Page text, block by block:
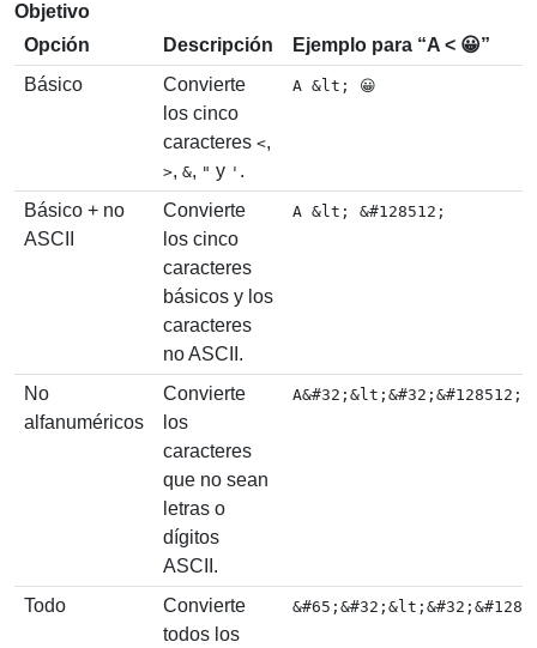
Objetivo
Opción
Descripción
Ejemplo para “A < 😀”
Básico
Convierte
los cinco
caracteres <,
>, &, " y ' .
A &lt; 😀
Básico + no
ASCII
Convierte
los cinco
caracteres
básicos y los
caracteres
no ASCII.
A &lt; &#128512;
No
alfanuméricos
Convierte
los
caracteres
que no sean
letras o
dígitos
ASCII.
A&#32;&lt;&#32;&#128512;
Todo
Convierte
todos los